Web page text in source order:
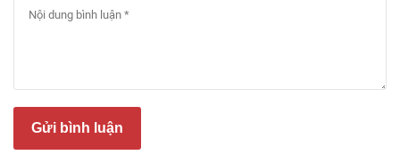
– Khách hàng đặt hàng, mua sản phẩm riêng lẻ, số
trình dự án nhỏ.
– Các sản phẩm vật liệu sàn Vinyl giá rẻ được các
chủ đầu tư, dự án, các đại lý phân phối sàn nhựa
Gửi bình luận